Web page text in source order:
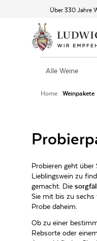
Über 330 Jahre
Alle Weine
Home Weinpakete
Probieren geht
Lieblingswein zu
gemacht. Die
Sie mit bis zu sechs
Probe daheim.
Ob zu einer
Rebsorte oder